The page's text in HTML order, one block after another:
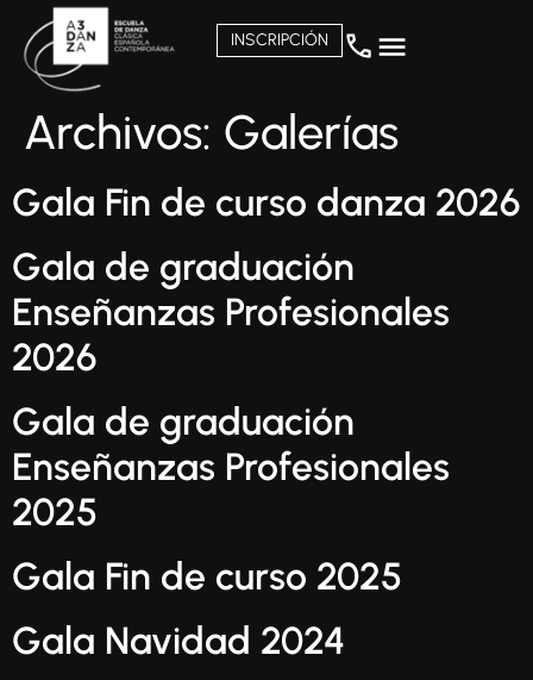
INSCRIPCIÓN
Archivos: Galerías
Gala Fin de curso danza 2026
Gala de graduación
Enseñanzas Profesionales
2026
Gala de graduación
Enseñanzas Profesionales
2025
Gala Fin de curso 2025
Gala Navidad 2024